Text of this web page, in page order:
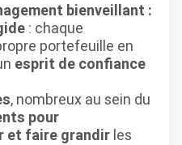
bienveillant :
: chaque
portefeuille en
esprit de confiance
, nombreux au sein du
pour
et faire grandir les